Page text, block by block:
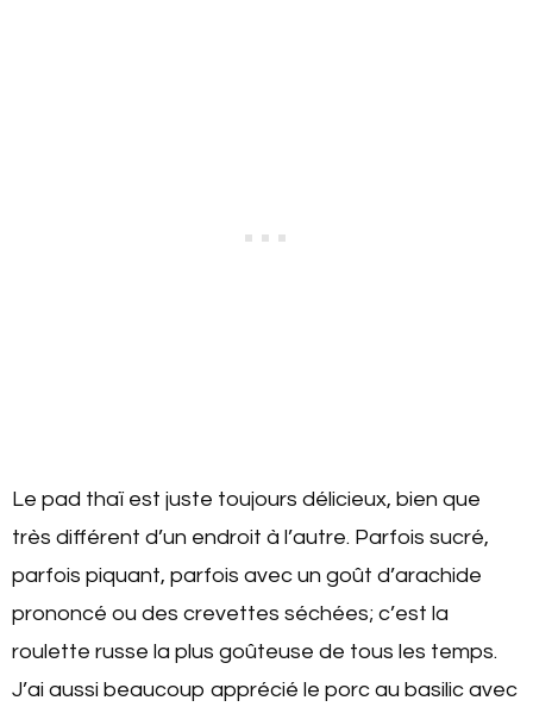
Le pad thaï est juste toujours délicieux, bien que
très différent d’un endroit à l’autre. Parfois sucré,
parfois piquant, parfois avec un goût d’arachide
prononcé ou des crevettes séchées; c’est la
roulette russe la plus goûteuse de tous les temps.
J’ai aussi beaucoup apprécié le porc au basilic avec